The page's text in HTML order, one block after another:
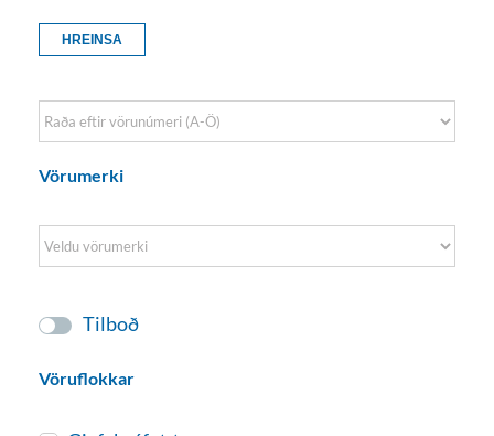
HREINSA
Sort Products
Vörumerki
Tilboð
Vöruflokkar